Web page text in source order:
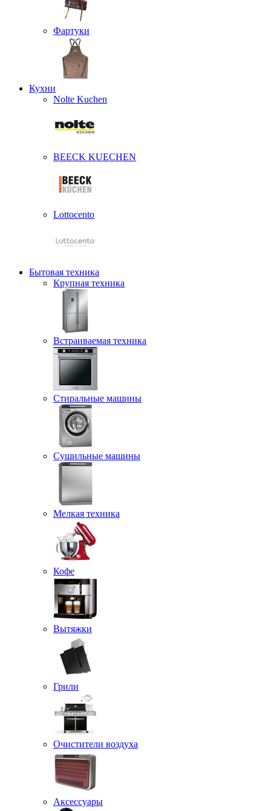
Фартуки
Кухни
Nolte Kuchen
BEECK KUECHEN
Lottocento
Бытовая техника
Крупная техника
Встраиваемая техника
Стиральные машины
Сушильные машины
Мелкая техника
Кофе
Вытяжки
Грили
Очистители воздуха
Аксессуары